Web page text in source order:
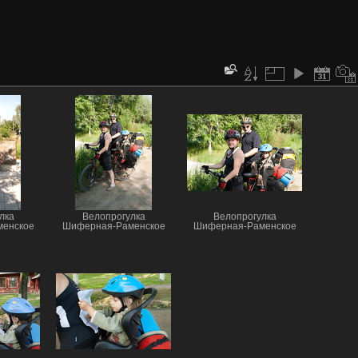
Велопрогулка
Шиферная-Раменское
Велопрогулка
Шиферная-Раменское